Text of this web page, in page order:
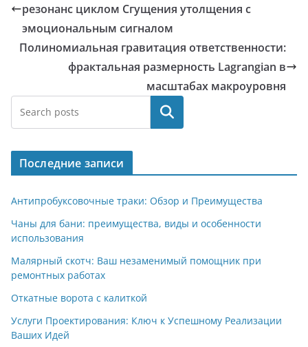
резонанс циклом Сгущения утолщения с
эмоциональным сигналом
Полиномиальная гравитация ответственности:
фрактальная размерность Lagrangian в
масштабах макроуровня
Поиск
Последние записи
Антипробуксовочные траки: Обзор и Преимущества
Чаны для бани: преимущества, виды и особенности
использования
Малярный скотч: Ваш незаменимый помощник при
ремонтных работах
Откатные ворота с калиткой
Услуги Проектирования: Ключ к Успешному Реализации
Ваших Идей